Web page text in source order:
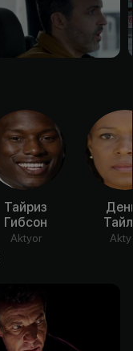
Тайриз
Гибсон
Aktyor